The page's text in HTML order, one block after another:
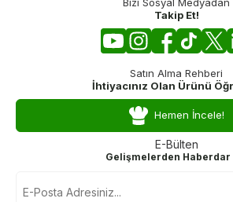
Takip Et!
Satın Alma Rehberi
İhtiyacınız Olan Ürünü
Hemen İncele!
E-Bülten
Gelişmelerden Haberdar